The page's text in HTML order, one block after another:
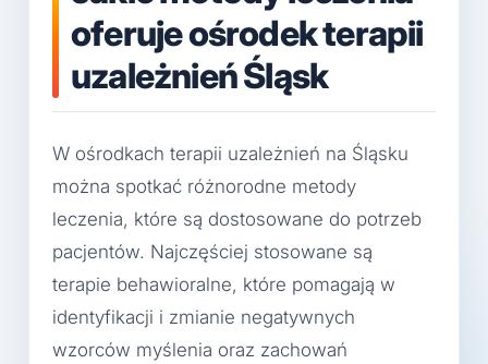
oferuje ośrodek terapii
uzależnień Śląsk
W ośrodkach terapii uzależnień na Śląsku
można spotkać różnorodne metody
leczenia, które są dostosowane do potrzeb
pacjentów. Najczęściej stosowane są
terapie behawioralne, które pomagają w
identyfikacji i zmianie negatywnych
wzorców myślenia oraz zachowań